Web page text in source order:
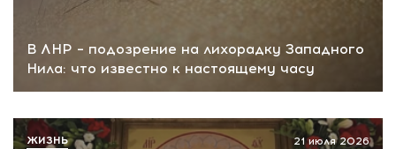
В ЛНР – подозрение на лихорадку Западного
Нила: что известно к настоящему часу
21 июля 2026
ЖИЗНЬ